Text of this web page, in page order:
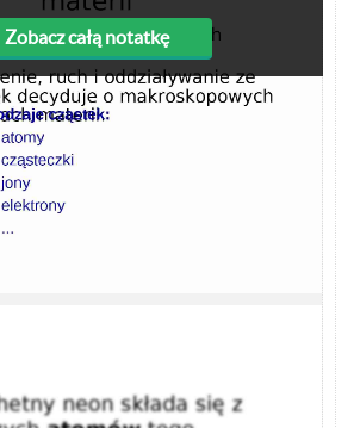
Zobacz całą notatkę